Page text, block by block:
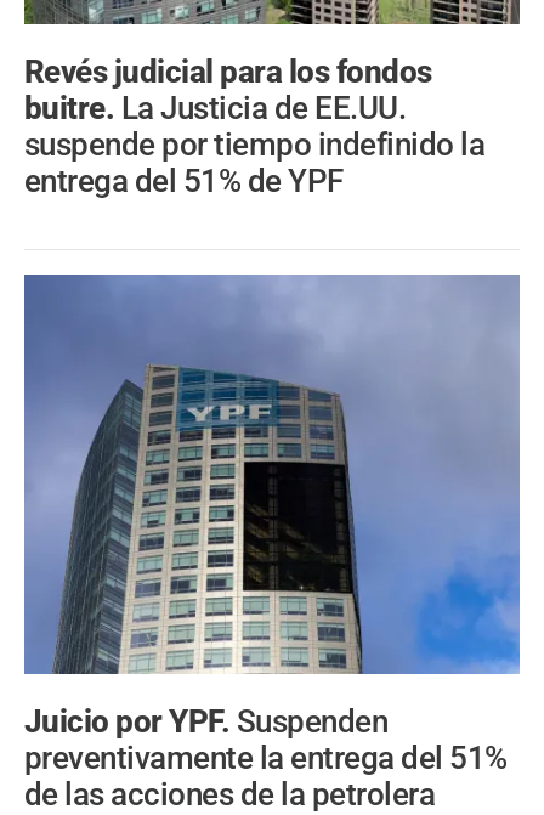
Revés judicial para los fondos
buitre. La Justicia de EE.UU.
suspende por tiempo indefinido la
entrega del 51% de YPF
Juicio por YPF. Suspenden
preventivamente la entrega del 51%
de las acciones de la petrolera